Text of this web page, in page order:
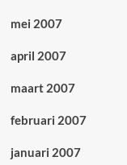
mei 2007
april 2007
maart 2007
februari 2007
januari 2007